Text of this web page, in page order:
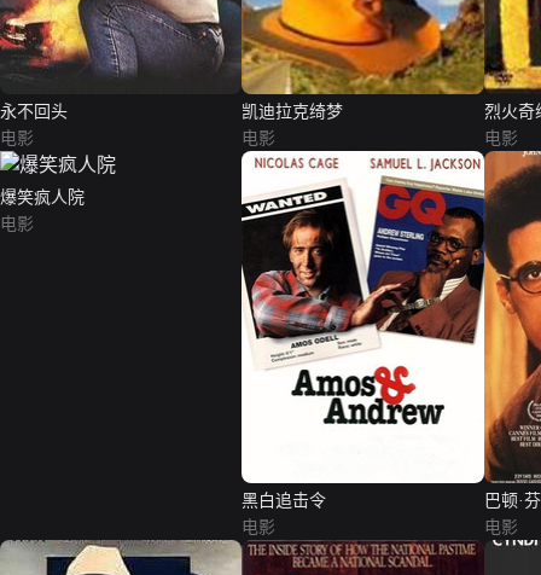
永不回头
电影
凯迪拉克绮梦
电影
烈火奇
电影
爆笑疯人院
电影
黑白追击令
电影
巴顿·
电影